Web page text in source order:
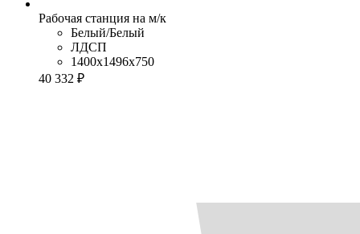
Рабочая станция на м/к
Белый/Белый
ЛДСП
1400x1496x750
40 332 ₽